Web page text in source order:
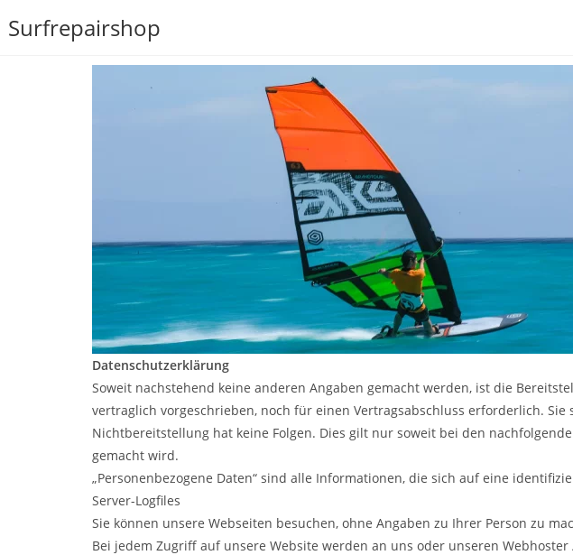
Surfrepairshop
Datenschutzerklärung
Soweit nachstehend keine anderen Angaben gemacht werden, ist die
vertraglich vorgeschrieben, noch für einen Vertragsabschluss erforderlich.
Nichtbereitstellung hat keine Folgen. Dies gilt nur soweit bei den
gemacht wird.
„Personenbezogene Daten“ sind alle Informationen, die sich auf eine
Server-Logfiles
Sie können unsere Webseiten besuchen, ohne Angaben zu Ihrer Person zu
Bei jedem Zugriff auf unsere Website werden an uns oder unseren